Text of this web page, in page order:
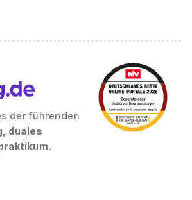
der führenden
duales
.